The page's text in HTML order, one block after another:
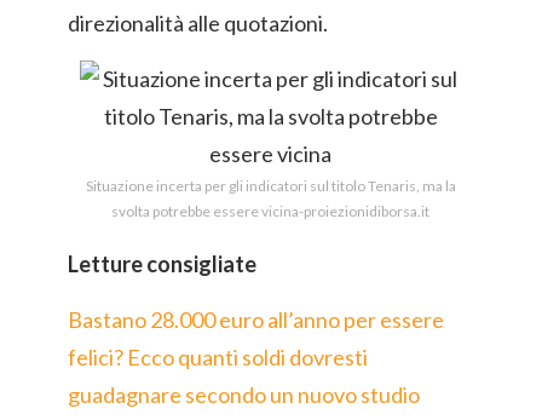
direzionalità alle quotazioni.
Situazione incerta per gli indicatori sul titolo Tenaris, ma la
svolta potrebbe essere vicina-proiezionidiborsa.it
Letture consigliate
Bastano 28.000 euro all’anno per essere
felici? Ecco quanti soldi dovresti
guadagnare secondo un nuovo studio